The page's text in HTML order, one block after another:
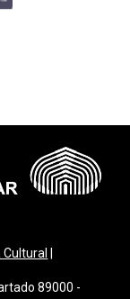
89000 -